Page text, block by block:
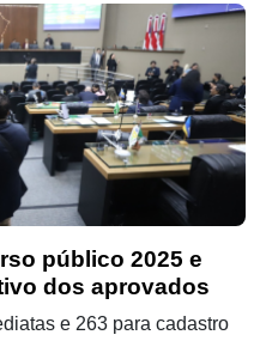
público 2025 e
dos aprovados
e 263 para cadastro